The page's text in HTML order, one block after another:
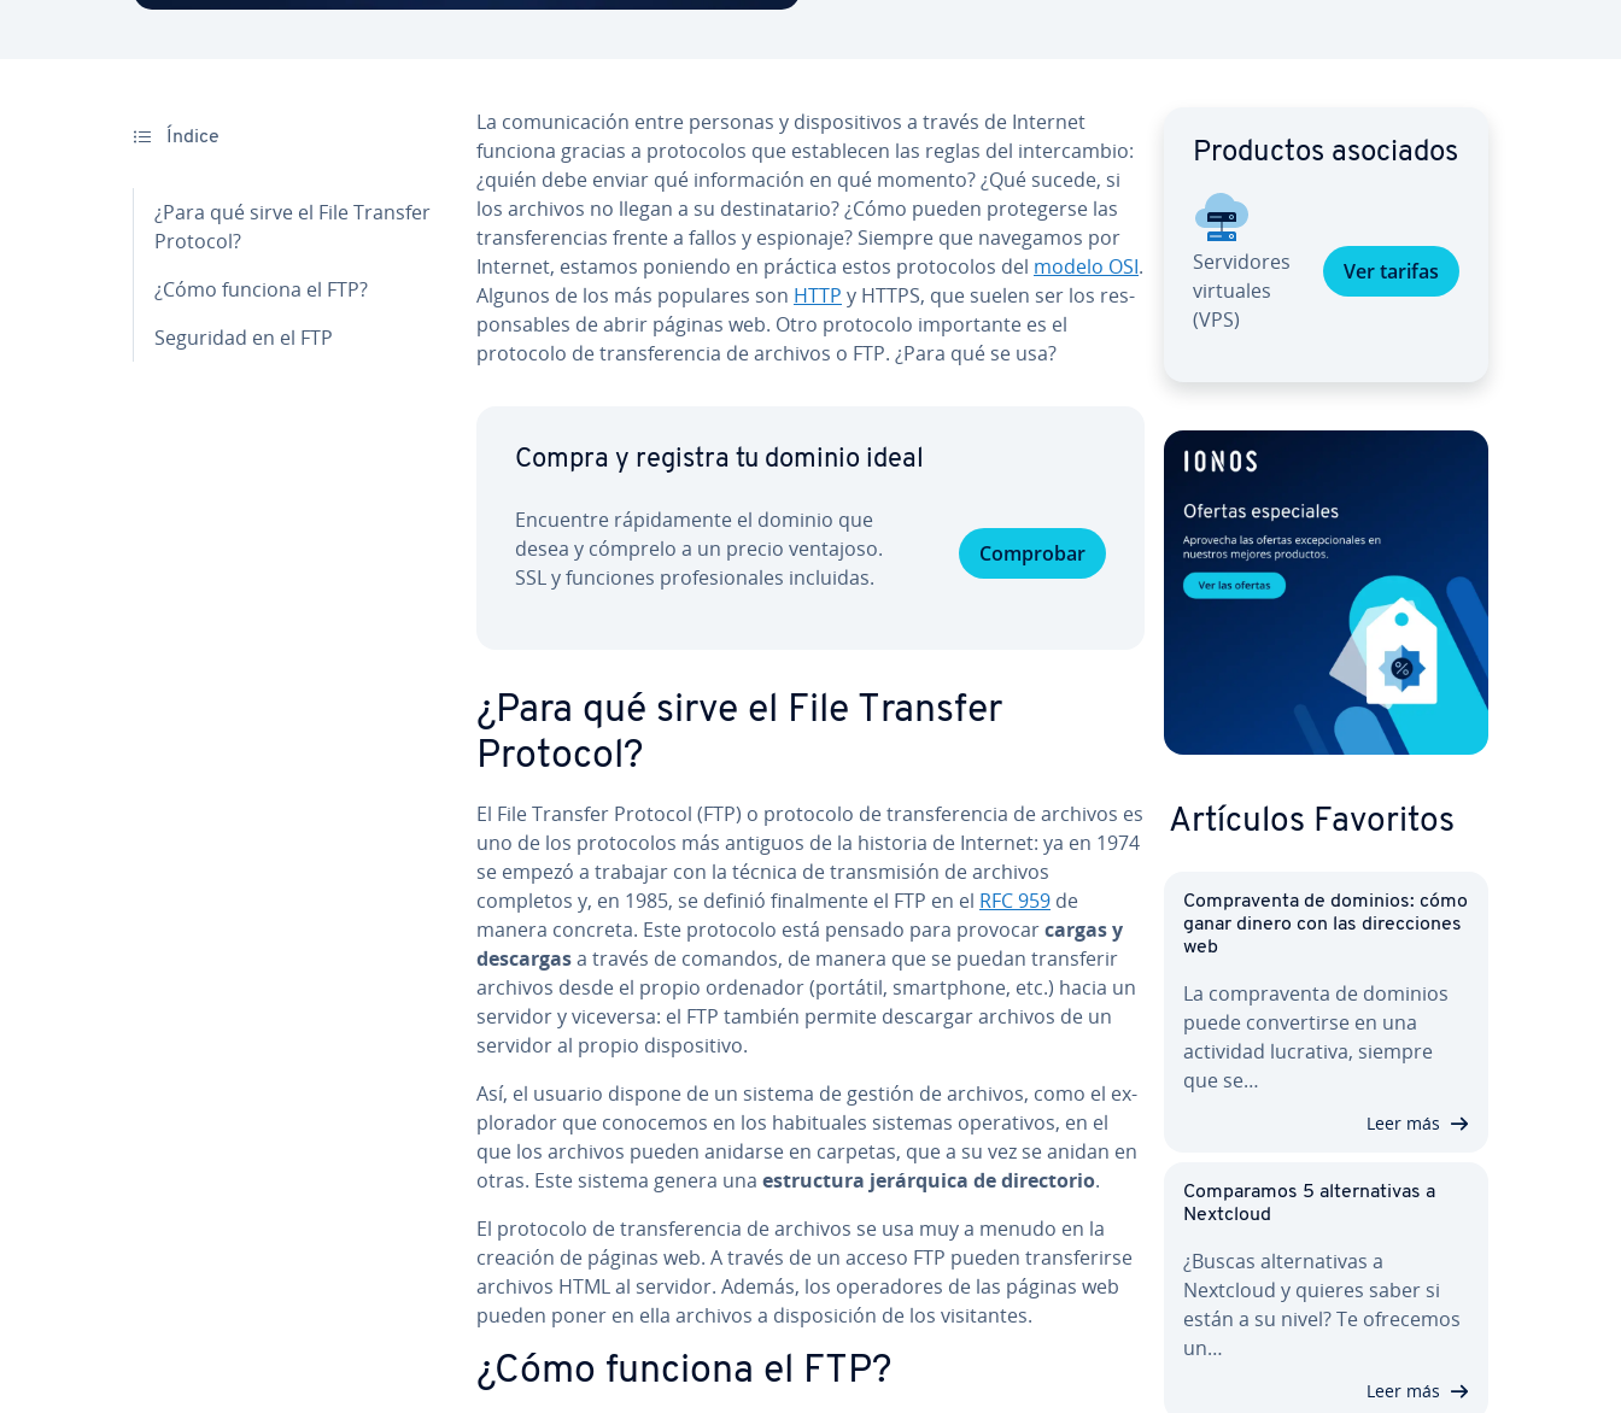
Índice
¿Para qué sirve el File Transfer
Protocol?
¿Cómo funciona el FTP?
Seguridad en el FTP
La co­mu­ni­ca­ción entre personas y di­s­po­si­ti­vos a través de Internet
funciona gracias a pro­to­co­los que es­ta­ble­cen las reglas del in­te­r­ca­m­bio:
¿quién debe enviar qué in­fo­r­ma­ción en qué momento? ¿Qué sucede, si
los archivos no llegan a su de­s­ti­na­ta­rio? ¿Cómo pueden pro­te­ge­r­se las
tra­n­s­fe­re­n­cias frente a fallos y espionaje? Siempre que navegamos por
Internet, estamos poniendo en práctica estos pro­to­co­los del modelo OSI.
Algunos de los más populares son HTTP y HTTPS, que suelen ser los re­s­
po­n­sa­bles de abrir páginas web. Otro protocolo im­po­r­ta­n­te es el
protocolo de tra­n­s­fe­re­n­cia de archivos o FTP. ¿Para qué se usa?
Compra y registra tu dominio ideal
Encuentre rá­pi­da­me­n­te el dominio que
desea y cómprelo a un precio ventajoso.
SSL y funciones pro­fe­sio­na­les incluidas.
Comprobar
¿Para qué sirve el File Transfer
Protocol?
El File Transfer Protocol (FTP) o protocolo de tra­n­s­fe­re­n­cia de archivos es
uno de los pro­to­co­los más antiguos de la historia de Internet: ya en 1974
se empezó a trabajar con la técnica de tra­n­s­mi­sión de archivos
completos y, en 1985, se definió fi­na­l­me­n­te el FTP en el RFC 959 de
manera concreta. Este protocolo está pensado para provocarcargas y
descargasa través de comandos, de manera que se puedan tra­n­s­fe­rir
archivos desde el propio ordenador (portátil, sma­r­t­pho­ne, etc.) hacia un
servidor y viceversa: el FTP también permite descargar archivos de un
servidor al propio di­s­po­si­ti­vo.
Así, el usuario dispone de un sistema de gestión de archivos, como el ex­
plo­ra­dor que conocemos en los ha­bi­tua­les sistemas ope­ra­ti­vos, en el
que los archivos pueden anidarse en carpetas, que a su vez se anidan en
otras. Este sistema genera una es­tru­c­tu­ra je­rá­r­qui­ca de di­re­c­to­rio.
El protocolo de tra­n­s­fe­re­n­cia de archivos se usa muy a menudo en la
creación de páginas web. A través de un acceso FTP pueden tra­n­s­fe­ri­r­se
archivos HTML al servidor. Además, los ope­ra­do­res de las páginas web
pueden poner en ella archivos a di­s­po­si­ción de los vi­si­ta­n­tes.
¿Cómo funciona el FTP?
Productos asociados
Se­r­vi­do­res
virtuales
(VPS)
Ver tarifas
Artículos Favoritos
Co­m­pra­ve­n­ta de dominios: cómo
ganar dinero con las di­re­c­cio­nes
web
La co­m­pra­ve­n­ta de dominios
puede co­n­ve­r­ti­r­se en una
actividad lucrativa, siempre
que se…
Leer más
Co­m­pa­ra­mos 5 al­te­r­na­ti­vas a
Nextcloud
¿Buscas al­te­r­na­ti­vas a
Nextcloud y quieres saber si
están a su nivel? Te ofrecemos
un…
Leer más